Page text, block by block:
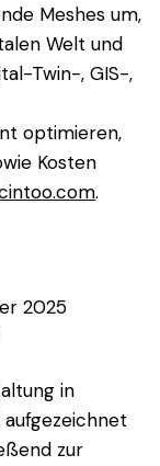
Meshes um,
Welt und
Twin-, GIS-,
optimieren,
Kosten
.
2025
in
zur